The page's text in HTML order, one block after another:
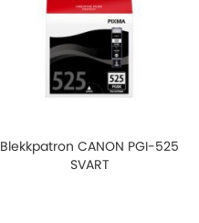
Blekkpatron CANON PGI-525
SVART